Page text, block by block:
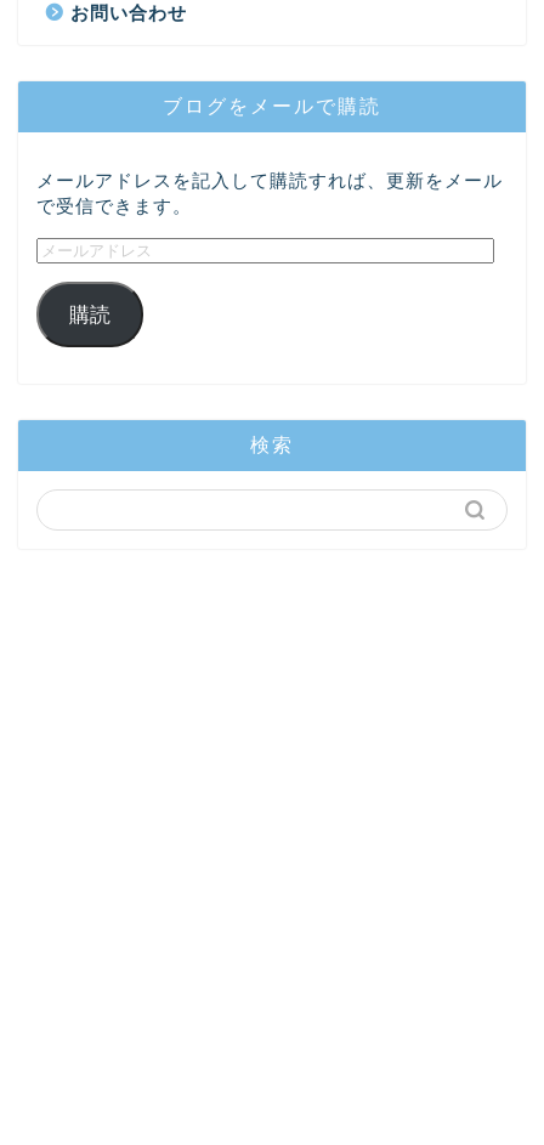
お問い合わせ
ブログをメールで購読
メールアドレスを記入して購読すれば、更新をメール
で受信できます。
購読
検索